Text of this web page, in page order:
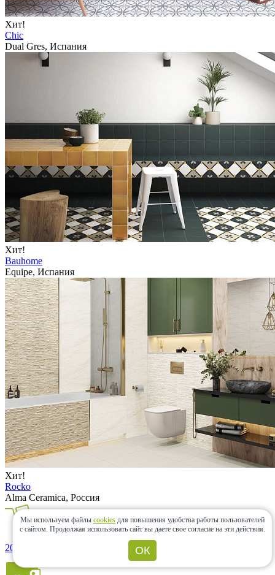
Хит!
Chic
Dual Gres, Испания
Хит!
Bauhome
Equipe, Испания
Хит!
Rocko
Alma Ceramica, Россия
20000+ товаров
Мы используем файлы cookies для повышения удобства работы пользователей
с сайтом. Продолжая использовать сайт вы даете свое согласие на эти действия.
ОК